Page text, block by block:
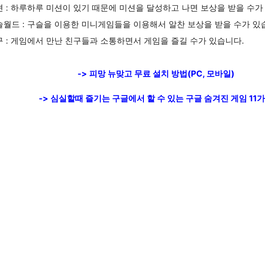
: 하루하루 미션이 있기 때문에 미션을 달성하고 나면 보상을 받을 수
월드 : 구슬을 이용한 미니게임들을 이용해서 알찬 보상을 받을 수가 있
: 게임에서 만난 친구들과 소통하면서 게임을 즐길 수가 있습니다.
-> 피망 뉴맞고 무료 설치 방법(PC, 모바일)
-> 심실할때 즐기는 구글에서 할 수 있는 구글 숨겨진 게임 11